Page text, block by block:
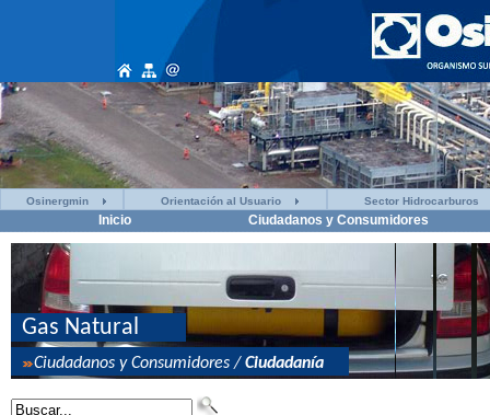
Osinergmin Orientación al Usuario Sector Hidrocarburos
Inicio Ciudadanos y Consumidores